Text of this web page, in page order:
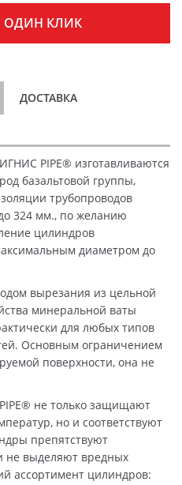
ОДИН КЛИК
ДОСТАВКА
PIPE® изготавливаются
базальтовой группы,
трубопроводов
324 мм., по желанию
цилиндров
диаметром до
вырезания из цельной
минеральной ваты
для любых типов
Основным ограничением
поверхности, она не
не только защищают
но и соответствуют
препятствуют
не выделяют вредных
ассортимент цилиндров: